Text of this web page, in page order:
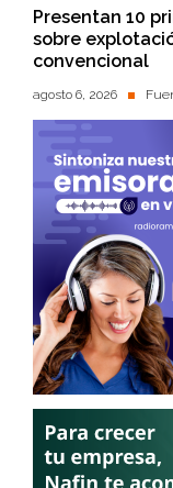
Presentan 10
sobre
convencional
agosto 6, 2026